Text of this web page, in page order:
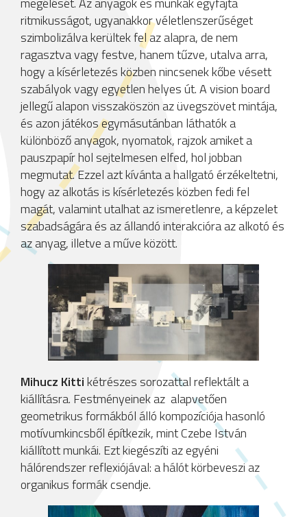
ritmikusságot, ugyanakkor véletlenszerűséget
szimbolizálva kerültek fel az alapra, de nem
ragasztva vagy festve, hanem tűzve, utalva arra,
hogy a kísérletezés közben nincsenek kőbe vésett
szabályok vagy egyetlen helyes út. A vision board
jellegű alapon visszaköszön az üvegszövet mintája,
és azon játékos egymásutánban láthatók a
különböző anyagok, nyomatok, rajzok amiket a
pauszpapír hol sejtelmesen elfed, hol jobban
megmutat. Ezzel azt kívánta a hallgató érzékeltetni,
hogy az alkotás is kísérletezés közben fedi fel
magát, valamint utalhat az ismeretlenre, a képzelet
szabadságára és az állandó interakcióra az alkotó és
az anyag, illetve a műve között.
Mihucz Kittikétrészes sorozattal reflektált a
kiállításra. Festményeinek az alapvetően
geometrikus formákból álló kompozíciója hasonló
motívumkincsből építkezik, mint Czebe István
kiállított munkái. Ezt kiegészíti az egyéni
hálórendszer reflexiójával: a hálót körbeveszi az
organikus formák csendje.